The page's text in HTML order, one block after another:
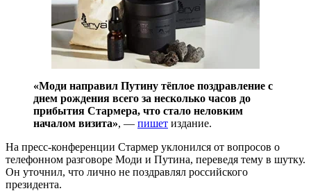
«Моди направил Путину тёплое поздравление с
днем рождения всего за несколько часов до
прибытия Стармера, что стало неловким
началом визита», — пишет издание.
На пресс-конференции Стармер уклонился от вопросов о
телефонном разговоре Моди и Путина, переведя тему в шутку.
Он уточнил, что лично не поздравлял российского
президента.